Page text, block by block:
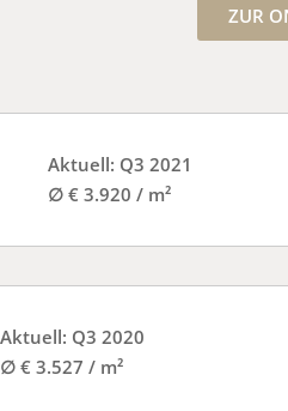
ZUR
Aktuell: Q3 2021
∅ € 3.920 / m²
Aktuell: Q3 2020
∅ € 3.527 / m²